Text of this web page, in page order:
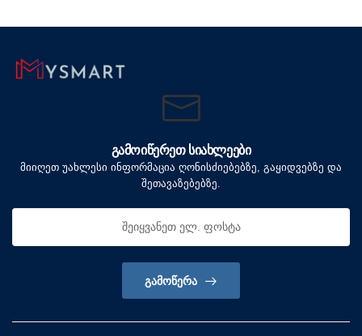
ᲒᲐᲛᲝᲘᲬᲔᲠᲔᲗ ᲡᲘᲐᲮᲚᲔᲔᲑᲘ
მიიღეთ უახლესი ინფორმაცია ღონისძიებებზე, გაყიდვებზე და
შეთავაზებებზე.
ᲒᲐᲛᲝᲬᲔᲠᲐ